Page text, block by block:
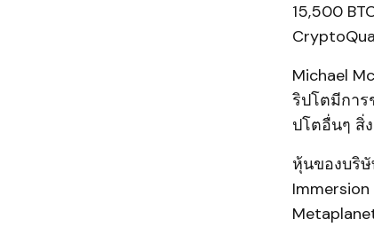
15,500
Michael
ริปโตมีกา
ปโตอื่นๆ สิ่
หุ้นของบริษั